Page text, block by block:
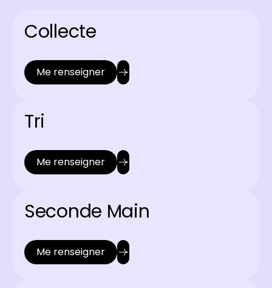
Collecte
Me renseigner
Tri
Me renseigner
Seconde Main
Me renseigner